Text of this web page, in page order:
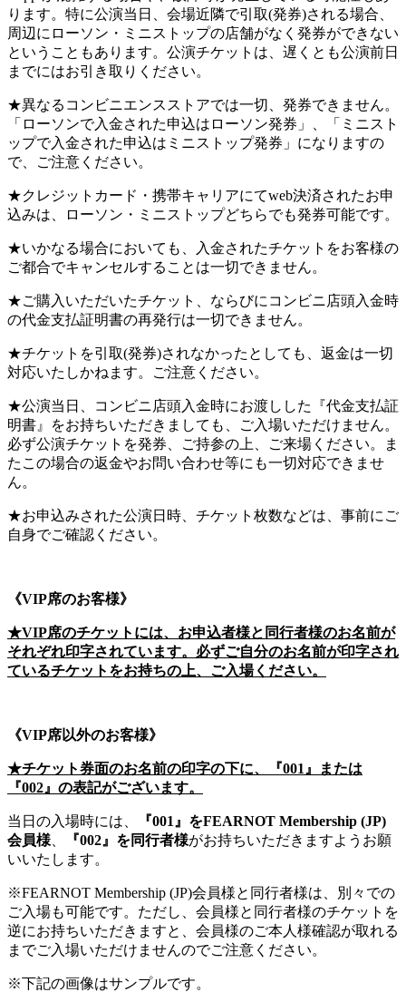
ります。特に公演当日、会場近隣で引取(発券)される場合、
周辺にローソン・ミニストップの店舗がなく発券ができない
ということもあります。公演チケットは、遅くとも公演前日
までにはお引き取りください。
★異なるコンビニエンスストアでは一切、発券できません。
「ローソンで入金された申込はローソン発券」、「ミニスト
ップで入金された申込はミニストップ発券」になりますの
で、ご注意ください。
★クレジットカード・携帯キャリアにてweb決済されたお申
込みは、ローソン・ミニストップどちらでも発券可能です。
★いかなる場合においても、入金されたチケットをお客様の
ご都合でキャンセルすることは一切できません。
★ご購入いただいたチケット、ならびにコンビニ店頭入金時
の代金支払証明書の再発行は一切できません。
★チケットを引取(発券)されなかったとしても、返金は一切
対応いたしかねます。ご注意ください。
★公演当日、コンビニ店頭入金時にお渡しした『代金支払証
明書』をお持ちいただきましても、ご入場いただけません。
必ず公演チケットを発券、ご持参の上、ご来場ください。ま
たこの場合の返金やお問い合わせ等にも一切対応できませ
ん。
★お申込みされた公演日時、チケット枚数などは、事前にご
自身でご確認ください。
《VIP席のお客様》
★VIP席のチケットには、お申込者様と同行者様のお名前が
それぞれ印字されています。必ずご自分のお名前が印字され
ているチケットをお持ちの上、ご入場ください。
《VIP席以外のお客様》
★チケット券面のお名前の印字の下に、『001』または
『002』の表記がございます。
当日の入場時には、
『001』をFEARNOT Membership (JP)
会員様
『002』を同行者様がお持ちいただきますようお願
いいたします。
※FEARNOT Membership (JP)会員様と同行者様は、別々での
ご入場も可能です。ただし、会員様と同行者様のチケットを
逆にお持ちいただきますと、会員様のご本人様確認が取れる
までご入場いただけませんのでご注意ください。
※下記の画像はサンプルです。